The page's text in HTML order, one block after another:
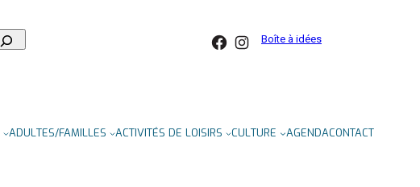
Facebook
Instagram
Boîte à idées
ADULTES/FAMILLES ACTIVITÉS DE LOISIRS CULTURE AGENDACONTACT